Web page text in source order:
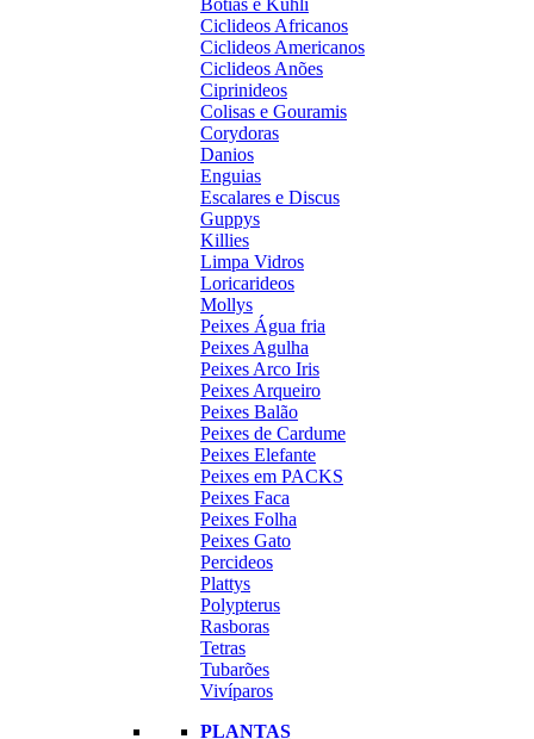
Ciclideos Africanos
Ciclideos Americanos
Ciclideos Anões
Ciprinideos
Colisas e Gouramis
Corydoras
Danios
Enguias
Escalares e Discus
Guppys
Killies
Limpa Vidros
Loricarideos
Mollys
Peixes Água fria
Peixes Agulha
Peixes Arco Iris
Peixes Arqueiro
Peixes Balão
Peixes de Cardume
Peixes Elefante
Peixes em PACKS
Peixes Faca
Peixes Folha
Peixes Gato
Percideos
Plattys
Polypterus
Rasboras
Tetras
Tubarões
Vivíparos
PLANTAS